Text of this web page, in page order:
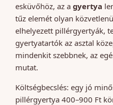
esküvőhöz, az a gyertya
tűz elemét olyan
elhelyezett pillérgyertyák,
gyertyatartók az asztal
mindenkit szebbnek, az
mutat.
Költségbecslés: egy jó
pillérgyertya 400–900 Ft